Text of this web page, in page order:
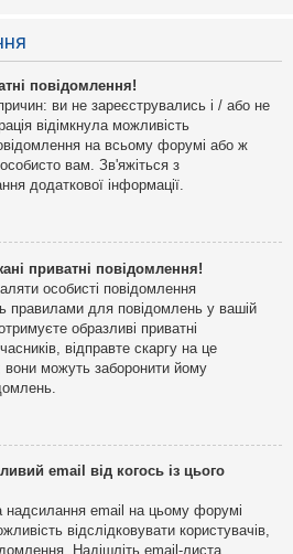
повідомлення!
ви не зареєструвались і / або не
відімкнула можливість
на всьому форумі або ж
вам. Зв'яжіться з
додаткової інформації.
приватні повідомлення!
особисті повідомлення
правилами для повідомлень у вашій
образливі приватні
відправте скаргу на це
можуть заборонити йому
email від когось із цього
email на цьому форумі
відслідковувати користувачів,
Надішліть email-листа